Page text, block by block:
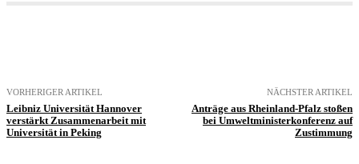
VORHERIGER ARTIKEL
Leibniz Universität Hannover
verstärkt Zusammenarbeit mit
Universität in Peking
NÄCHSTER ARTIKEL
Anträge aus Rheinland-Pfalz stoßen
bei Umweltministerkonferenz auf
Zustimmung